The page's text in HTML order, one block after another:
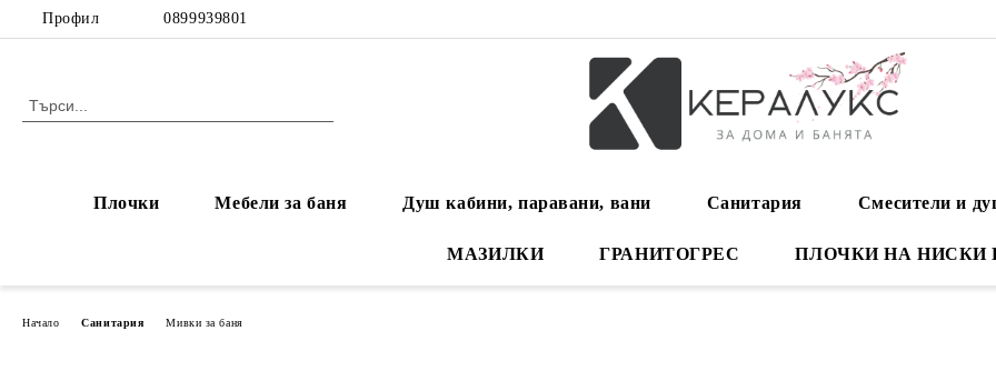
Профил 0899939801
Плочки Мебели за баня Душ кабини, паравани, вани Санитария Смесители и
МАЗИЛКИ ГРАНИТОГРЕС ПЛОЧКИ НА НИСКИ
Начало Санитария Мивки за баня